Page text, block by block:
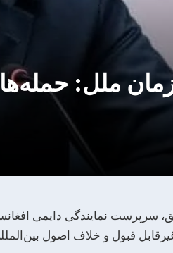
ملل:
سرپرست نمایندگی دایمی
قبول و خلاف اصول